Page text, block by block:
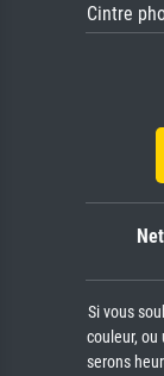
Cintre
Si vous
couleur, ou
serons